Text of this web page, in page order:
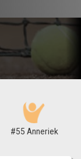
#55 Anneriek